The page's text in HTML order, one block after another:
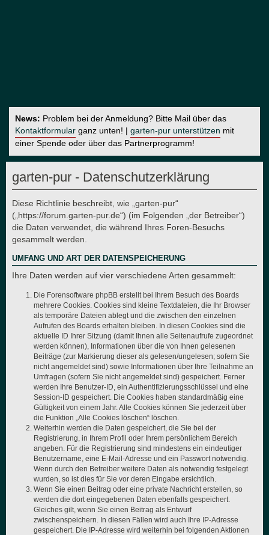
News: Problem bei der Anmeldung? Bitte Mail über das
Kontaktformular ganz unten! | garten-pur unterstützen mit
einer Spende oder über das Partnerprogramm!
garten-pur - Datenschutzerklärung
Diese Richtlinie beschreibt, wie „garten-pur“
(„https://forum.garten-pur.de“) (im Folgenden „der Betreiber“)
die Daten verwendet, die während Ihres Foren-Besuchs
gesammelt werden.
UMFANG UND ART DER DATENSPEICHERUNG
Ihre Daten werden auf vier verschiedene Arten gesammelt:
Die Forensoftware phpBB erstellt bei Ihrem Besuch des Boards
mehrere Cookies. Cookies sind kleine Textdateien, die Ihr Browser
als temporäre Dateien ablegt und die zwischen den einzelnen
Aufrufen des Boards erhalten bleiben. In diesen Cookies sind die
aktuelle ID Ihrer Sitzung (damit Ihnen alle Seitenaufrufe zugeordnet
werden können), Informationen über die von Ihnen gelesenen
Beiträge (zur Markierung dieser als gelesen/ungelesen; sofern Sie
nicht angemeldet sind) sowie Informationen über Ihre Teilnahme an
Umfragen (sofern Sie nicht angemeldet sind) gespeichert. Ferner
werden Ihre Benutzer-ID, ein Authentifizierungsschlüssel und eine
Session-ID gespeichert. Die Cookies haben standardmäßig eine
Gültigkeit von einem Jahr. Alle Cookies können Sie jederzeit über
die Funktion „Alle Cookies löschen“ löschen.
Weiterhin werden die Daten gespeichert, die Sie bei der
Registrierung, in Ihrem Profil oder Ihrem persönlichem Bereich
angeben. Für die Registrierung sind mindestens ein eindeutiger
Benutzername, eine E-Mail-Adresse und ein Passwort notwendig.
Wenn durch den Betreiber weitere Daten als notwendig festgelegt
wurden, so ist dies für Sie vor deren Eingabe ersichtlich.
Wenn Sie einen Beitrag oder eine private Nachricht erstellen, so
werden die dort eingegebenen Daten ebenfalls gespeichert.
Gleiches gilt, wenn Sie einen Beitrag als Entwurf
zwischenspeichern. In diesen Fällen wird auch Ihre IP-Adresse
gespeichert. Die IP-Adresse wird weiterhin bei folgenden Aktionen